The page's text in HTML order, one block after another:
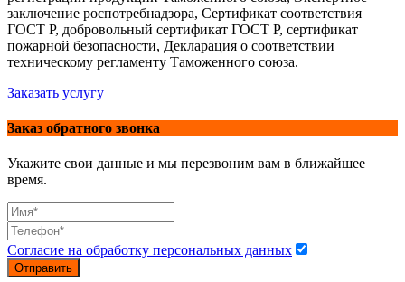
заключение роспотребнадзора, Сертификат соответствия
ГОСТ Р, добровольный сертификат ГОСТ Р, сертификат
пожарной безопасности, Декларация о соответствии
техническому регламенту Таможенного союза.
Заказать услугу
Заказ обратного звонка
Укажите свои данные и мы перезвоним вам в ближайшее
время.
Согласие на обработку персональных данных
Отправить